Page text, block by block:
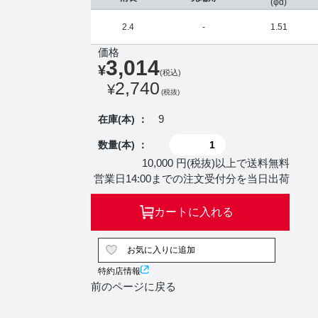
2.4 - 1.51
価格
¥3,014(税込)
¥2,740 (税抜)
在庫(本) ： 9
数量(本) ：
10,000 円(税抜)以上で送料無料
営業日14:00までの注文受付分を当日出荷
カートに入れる
お気に入りに追加
特約店情報
前のページに戻る